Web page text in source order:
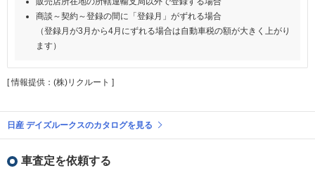
商談～契約～登録の間に「登録月」がずれる場合
（登録月が3月から4月にずれる場合は自動車税の額が大きく上がり
ます）
[ 情報提供：(株)リクルート ]
日産 デイズルークスのカタログを見る
車査定を依頼する